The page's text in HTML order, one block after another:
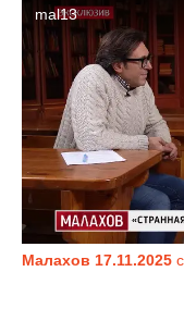
Малахов 17.11.2025